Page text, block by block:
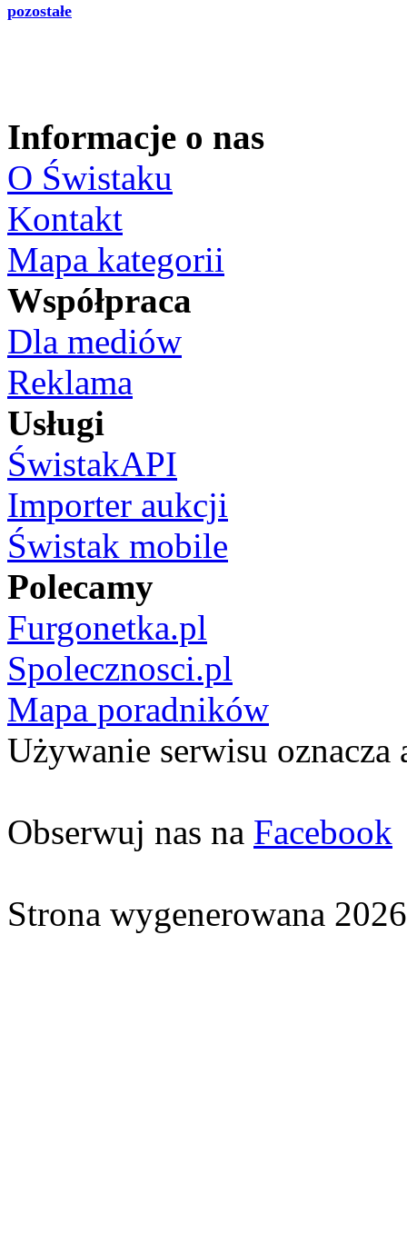
pozostałe
Informacje o nas
O Świstaku
Kontakt
Mapa kategorii
Współpraca
Dla mediów
Reklama
Usługi
ŚwistakAPI
Importer aukcji
Świstak mobile
Polecamy
Furgonetka.pl
Spolecznosci.pl
Mapa poradników
Używanie serwisu oznacza
Obserwuj nas na Facebook
Strona wygenerowana